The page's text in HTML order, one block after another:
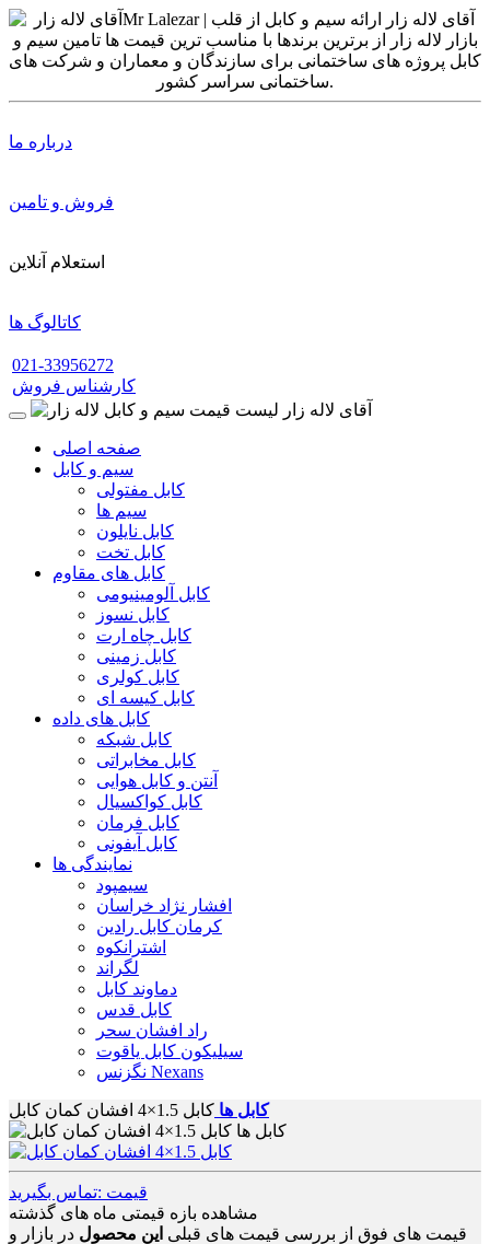
درباره ما
فروش و تامین
استعلام آنلاین
کاتالوگ ها
021-33956272
کارشناس فروش
صفحه اصلی
سیم و کابل
کابل مفتولی
سیم ها
کابل نایلون
کابل تخت
کابل های مقاوم
کابل آلومینیومی
کابل نسوز
کابل چاه ارت
کابل زمینی
کابل کولری
کابل کیسه ای
کابل های داده
کابل شبکه
کابل مخابراتی
آنتن و کابل هوایی
کابل کواکسیال
کابل فرمان
کابل آیفونی
نمایندگی ها
سیمپود
افشار نژاد خراسان
کرمان کابل رادین
اشترانکوه
لگراند
دماوند کابل
کابل قدس
راد افشان سحر
سیلیکون کابل یاقوت
نگزنس Nexans
کابل ها کابل 1.5×4 افشان کمان کابل
قیمت :تماس بگیرید
مشاهده بازه قیمتی ماه های گذشته
قیمت های فوق از بررسی قیمت های قبلی این محصول در بازار و